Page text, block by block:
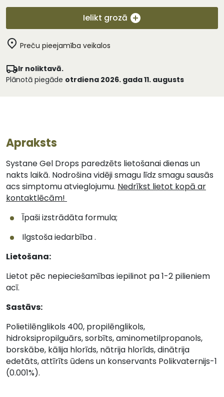
Ielikt grozā
Preču pieejamība veikalos
Ir noliktavā.
Plānotā piegāde otrdiena 2026. gada 11. augusts
Apraksts
Systane Gel Drops paredzēts lietošanai dienas un
nakts laikā. Nodrošina vidēji smagu līdz smagu sausās
acs simptomu atvieglojumu. Nedrīkst lietot kopā ar
kontaktlēcām!
Īpaši izstrādāta formula;
Ilgstoša iedarbība .
Lietošana:
Lietot pēc nepieciešamības iepilinot pa 1-2 pilieniem
acī.
Sastāvs:
Polietilēnglikols 400, propilēnglikols,
hidroksipropilguārs, sorbīts, aminometilpropanols,
borskābe, kālija hlorīds, nātrija hlorīds, dinātrija
edetāts, attīrīts ūdens un konservants Polikvaternijs-1
(0.001%).